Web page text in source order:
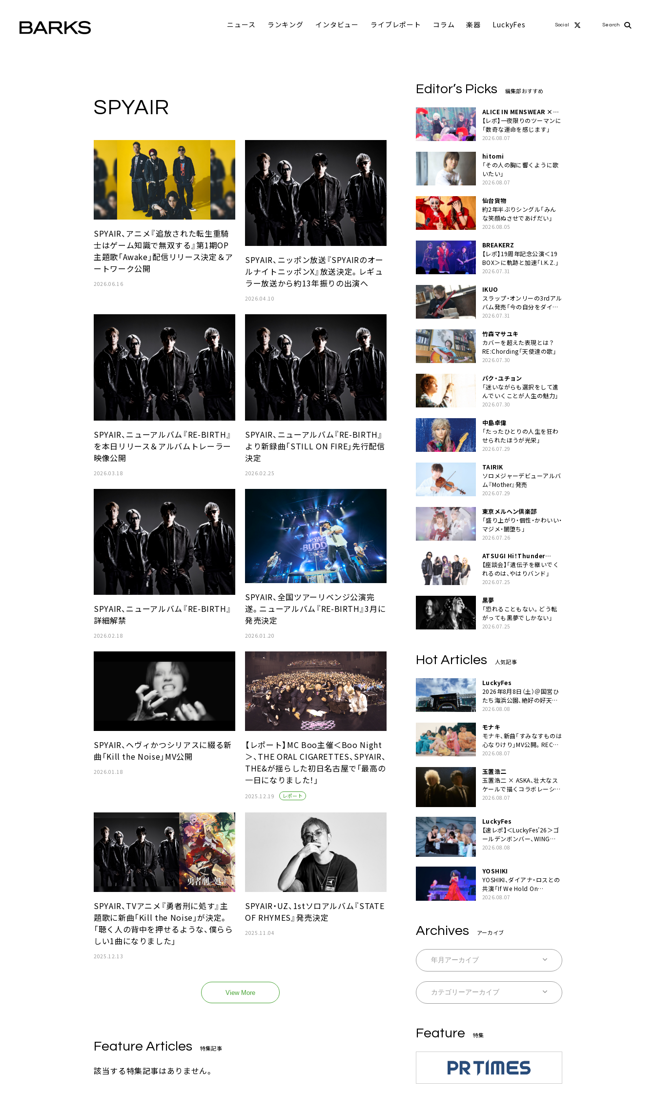
ニュース ランキング インタビュー ライブレポート コラム 楽器 LuckyFes Social Search
SPYAIR
SPYAIR、アニメ『追放された転生重騎
士はゲーム知識で無双する』第1期OP
主題歌「Awake」配信リリース決定＆ア
ートワーク公開
2026.06.16
SPYAIR、ニッポン放送『SPYAIRのオー
ルナイトニッポンX』放送決定。レギュ
ラー放送から約13年振りの出演へ
2026.04.10
SPYAIR、ニューアルバム『RE-BIRTH』
を本日リリース＆アルバムトレーラー
映像公開
2026.03.18
SPYAIR、ニューアルバム『RE-BIRTH』
より新録曲「STILL ON FIRE」先行配信
決定
2026.02.25
SPYAIR、ニューアルバム『RE-BIRTH』
詳細解禁
2026.02.18
SPYAIR、全国ツアーリベンジ公演完
遂。ニューアルバム『RE-BIRTH』3月に
発売決定
2026.01.20
SPYAIR、ヘヴィかつシリアスに綴る新
曲「Kill the Noise」MV公開
2026.01.18
【レポート】MC Boo主催＜Boo Night
＞、THE ORAL CIGARETTES、SPYAIR、
THE&が揺らした初日名古屋で「最高の
一日になりました！」
2025.12.19 レポート
SPYAIR、TVアニメ『勇者刑に処す』主
題歌に新曲「Kill the Noise」が決定。
「聴く人の背中を押せるような、僕らら
しい1曲になりました」
2025.12.13
SPYAIR・UZ、1stソロアルバム『STATE
OF RHYMES』発売決定
2025.11.04
View More
Feature Articles 特集記事
該当する特集記事はありません。
Editor’s Picks 編集部おすすめ
ALICE IN MENSWEAR ×
MASCHERA
【レポ】一夜限りのツーマンに
「数奇な運命を感じます」
2026.08.07
hitomi
「その人の胸に響くように歌
いたい」
2026.08.07
仙台貨物
約2年半ぶりシングル「みん
な笑顔ぬさせであげだい」
2026.08.05
BREAKERZ
【レポ】19周年記念公演＜19
BOX＞に軌跡と加速「I.K.Z.」
2026.07.31
IKUO
スラップ・オンリーの3rdアル
バム発売「今の自分をダイレ
クトに」
2026.07.31
竹森マサユキ
カバーを超えた表現とは？
RE:Chording「天使達の歌」
2026.07.30
パク・ユチョン
「迷いながらも選択をして進
んでいくことが人生の魅力」
2026.07.30
中島卓偉
「たったひとりの人生を狂わ
せられたほうが光栄」
2026.07.29
TAIRIK
ソロメジャーデビューアルバ
ム『Mother』発売
2026.07.29
東京メルヘン倶楽部
「盛り上がり・個性・かわいい・
マジメ・闇堕ち」
2026.07.26
ATSUGI Hi！Thunder
Rock Festival
【座談会】「遺伝子を継いでく
れるのは、やはりバンド」
2026.07.25
黒夢
「恐れることもない。どう転
がっても黒夢でしかない」
2026.07.25
Hot Articles 人気記事
LuckyFes
2026年8月8日（土）＠国営ひ
たち海浜公園、絶好の好天の
中＜LuckyFes’26＞開幕
2026.08.08
モナキ
モナキ、新曲「すみなすものは
心なりけり」MV公開。RECの
ギターにEvery Little Thing・
2026.08.07
玉置浩二
玉置浩二 × ASKA、壮大なス
ケールで描くコラボレーショ
ン曲「音銀河」リリース決定。
2026.08.07
LuckyFes
【速レポ】＜LuckyFes’26＞ゴ
ールデンボンバー、WING
STAGEトップバッターでかき
2026.08.08
YOSHIKI
YOSHIKI、ダイアナ・ロスとの
共演「If We Hold On
Together」ライブ映像公開
2026.08.07
Archives アーカイブ
Feature 特集